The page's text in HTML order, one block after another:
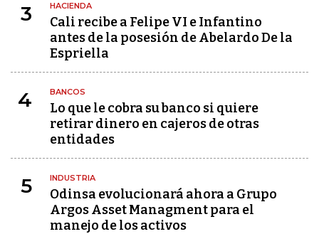
3 HACIENDA
Cali recibe a Felipe VI e Infantino
antes de la posesión de Abelardo De la
Espriella
4 BANCOS
Lo que le cobra su banco si quiere
retirar dinero en cajeros de otras
entidades
5 INDUSTRIA
Odinsa evolucionará ahora a Grupo
Argos Asset Managment para el
manejo de los activos